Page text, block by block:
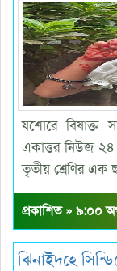
যশোরে বিষাক্ত
একাত্তর নিউজ
তৃতীয় শ্রেণির এক
প্রকাশিত » ৯:০০
ঝিনাইদহে